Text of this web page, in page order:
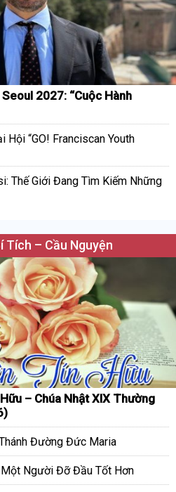
2027: “Cuộc Hành
Hội “GO! Franciscan Youth
Thế Giới Đang Tìm Kiếm Những
Tích – Cầu Nguyện
– Chúa Nhật XIX Thường
Đường Đức Maria
Một Người Đỡ Đầu Tốt Hơn